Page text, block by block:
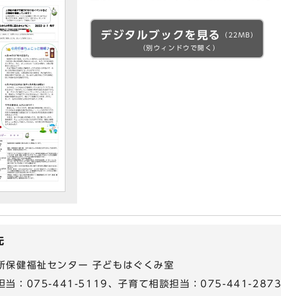
デジタルブックを見る
（22MB）
（別ウィンドウで開く）
健福祉センター 子どもはぐくみ室
当：075-441-5119、子育て相談担当：075-441-2873